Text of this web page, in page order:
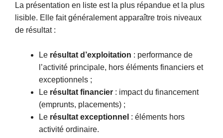
La présentation en liste est la plus répandue et la plus
lisible. Elle fait généralement apparaître trois niveaux
de résultat :
Le résultat d’exploitation : performance de
l’activité principale, hors éléments financiers et
exceptionnels ;
Le résultat financier : impact du financement
(emprunts, placements) ;
Le résultat exceptionnel : éléments hors
activité ordinaire.